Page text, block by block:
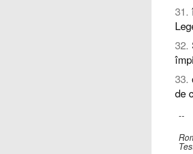
31.
32.
33.
de
--